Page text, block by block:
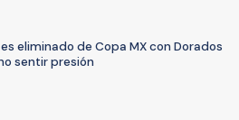
eliminado de Copa MX con Dorados
sentir presión